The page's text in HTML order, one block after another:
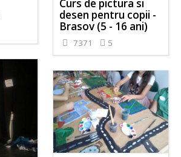
Curs de pictura si
desen pentru copii -
Brasov (5 - 16 ani)
7371 5